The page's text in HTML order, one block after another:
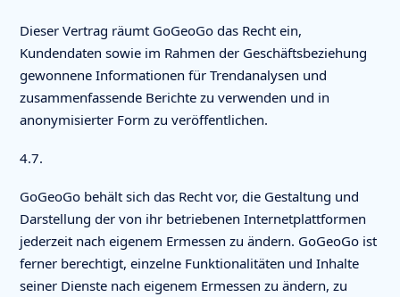
Dieser Vertrag räumt GoGeoGo das Recht ein,
Kundendaten sowie im Rahmen der Geschäftsbeziehung
gewonnene Informationen für Trendanalysen und
zusammenfassende Berichte zu verwenden und in
anonymisierter Form zu veröffentlichen.
4.7.
GoGeoGo behält sich das Recht vor, die Gestaltung und
Darstellung der von ihr betriebenen Internetplattformen
jederzeit nach eigenem Ermessen zu ändern. GoGeoGo ist
ferner berechtigt, einzelne Funktionalitäten und Inhalte
seiner Dienste nach eigenem Ermessen zu ändern, zu